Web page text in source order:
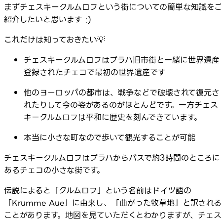
まずチェスキークルムロフという街についての簡単な知識を
紹介したいと思います :)
これだけは知っておきたい💡
チェスキークルムロフはプラハ旧市街と一緒に世界遺産
登録されたチェコで最初の世界遺産です
他のヨーロッパの都市は、戦争などで破壊されて復元さ
れたりして今の姿があるのがほとんどです。一方チェス
キークルムロフは平和に歴史を刻んできています。
本当に小さな町なので歩いて観光することが可能
チェスキークルムロフはプラハからバスで約3時間のところに
あるチェコの小さな街です。
伝説によると「クルムロフ」という名前はドイツ語の
「Krumme Aue」に由来し、「曲がった牧草地」と訳される
ことがあります。地図を見ていただくとわかりますが、チェス